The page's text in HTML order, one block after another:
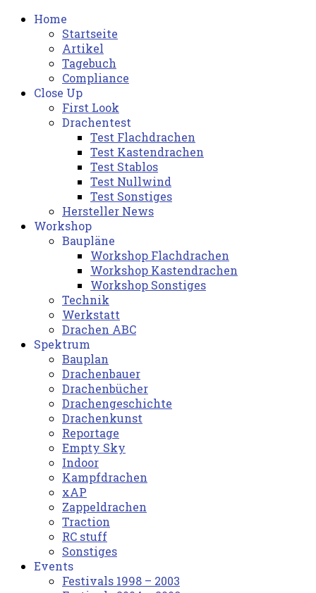
Home
Startseite
Artikel
Tagebuch
Compliance
Close Up
First Look
Drachentest
Test Flachdrachen
Test Kastendrachen
Test Stablos
Test Nullwind
Test Sonstiges
Hersteller News
Workshop
Baupläne
Workshop Flachdrachen
Workshop Kastendrachen
Workshop Sonstiges
Technik
Werkstatt
Drachen ABC
Spektrum
Bauplan
Drachenbauer
Drachenbücher
Drachengeschichte
Drachenkunst
Reportage
Empty Sky
Indoor
Kampfdrachen
xAP
Zappeldrachen
Traction
RC stuff
Sonstiges
Events
Festivals 1998 – 2003